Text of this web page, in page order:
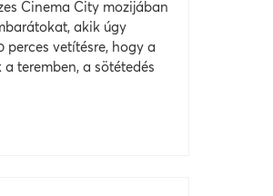
Cinema City mozijában
akik úgy
perces vetítésre, hogy a
teremben, a sötétedés